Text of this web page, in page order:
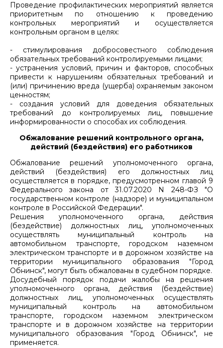
Проведение профилактических мероприятий является
приоритетным по отношению к проведению
контрольных мероприятий и осуществляется
контрольным органом в целях:
- стимулирования добросовестного соблюдения
обязательных требований контролируемыми лицами;
- устранения условий, причин и факторов, способных
привести к нарушениям обязательных требований и
(или) причинению вреда (ущерба) охраняемым законом
ценностям;
- создания условий для доведения обязательных
требований до контролируемых лиц, повышение
информированности о способах их соблюдения.
Обжалование решений контрольного органа,
действий (бездействия) его работников
Обжалование решений уполномоченного органа,
действий (бездействия) его должностных лиц
осуществляется в порядке, предусмотренном главой 9
Федерального закона от 31.07.2020 N 248-ФЗ "О
государственном контроле (надзоре) и муниципальном
контроле в Российской Федерации".
Решения уполномоченного органа, действия
(бездействие) должностных лиц, уполномоченных
осуществлять муниципальный контроль на
автомобильном транспорте, городском наземном
электрическом транспорте и в дорожном хозяйстве на
территории муниципального образования "Город
Обнинск", могут быть обжалованы в судебном порядке.
Досудебный порядок подачи жалобы на решения
уполномоченного органа, действия (бездействие)
должностных лиц, уполномоченных осуществлять
муниципальный контроль на автомобильном
транспорте, городском наземном электрическом
транспорте и в дорожном хозяйстве на территории
муниципального образования "Город Обнинск", не
применяется.